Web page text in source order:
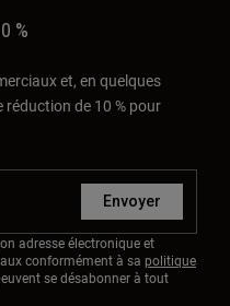
%
et, en quelques
réduction de 10 % pour
Envoyer
adresse électronique et
conformément à sa politique
se désabonner à tout